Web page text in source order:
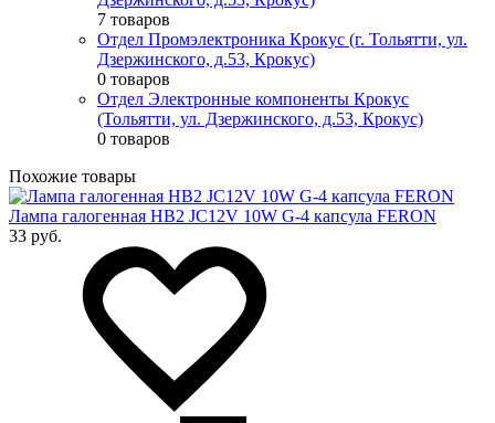
7 товаров
Отдел Промэлектроника Крокус (г. Тольятти, ул.
Дзержинского, д.53, Крокус)
0 товаров
Отдел Электронные компоненты Крокус
(Тольятти, ул. Дзержинского, д.53, Крокус)
0 товаров
Похожие товары
Лампа галогенная HB2 JC12V 10W G-4 капсула FERON
33 руб.